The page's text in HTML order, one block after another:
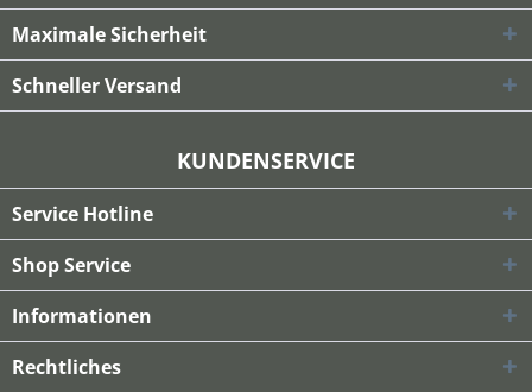
Maximale Sicherheit
Schneller Versand
KUNDENSERVICE
Service Hotline
Shop Service
Informationen
Rechtliches